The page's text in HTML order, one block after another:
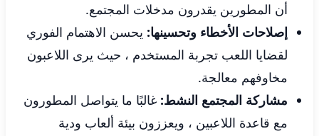
أن المطورين يقدرون مدخلات المجتمع.
إصلاحات الأخطاء وتحسينها: يحسن الاهتمام الفوري
لقضايا اللعب تجربة المستخدم ، حيث يرى اللاعبون
مخاوفهم معالجة.
مشاركة المجتمع النشط: غالبًا ما يتواصل المطورون
مع قاعدة اللاعبين ، ويعززون بيئة ألعاب ودية